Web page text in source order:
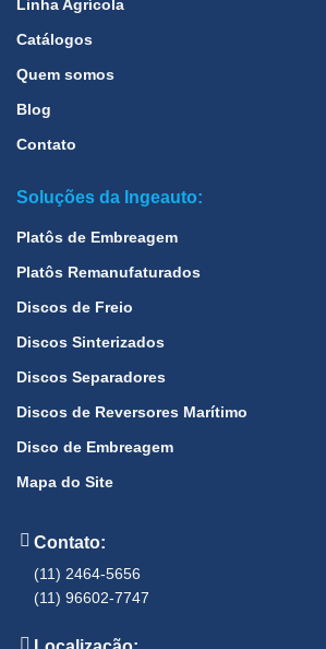
Linha Agrícola
Catálogos
Quem somos
Blog
Contato
Soluções da Ingeauto:
Platôs de Embreagem
Platôs Remanufaturados
Discos de Freio
Discos Sinterizados
Discos Separadores
Discos de Reversores Marítimo
Disco de Embreagem
Mapa do Site
Contato:
(11) 2464-5656
(11) 96602-7747